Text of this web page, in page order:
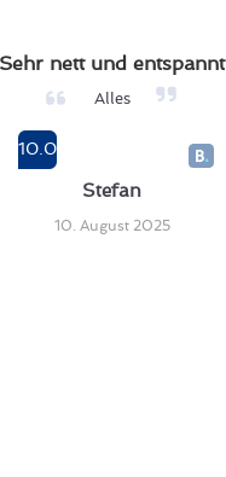
Sehr nett und entspannt
Alles
10.0
Stefan
10. August 2025